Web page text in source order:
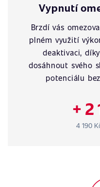
Vypnutí
Brzdí vás
plném využití
deaktivaci,
dosáhnout svého
potenciálu
+ 2
4 190